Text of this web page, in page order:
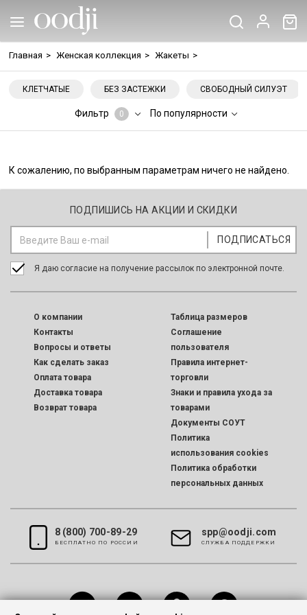
Главная > Женская коллекция > Жакеты >
КЛЕТЧАТЫЕ БЕЗ ЗАСТЕЖКИ СВОБОДНЫЙ СИЛУЭТ
Фильтр 0 По популярности
К сожалению, по выбранным параметрам ничего не найдено.
ПОДПИШИСЬ НА АКЦИИ И СКИДКИ
Я даю согласие на получение рассылок по электронной почте.
O компании
Контакты
Вопросы и ответы
Как сделать заказ
Оплата товара
Доставка товара
Возврат товара
Таблица размеров
Соглашение
пользователя
Правила интернет-
торговли
Знаки и правила ухода за
товарами
Документы СОУТ
Политика
использования cookies
Политика обработки
персональных данных
8 (800) 700-89-29
БЕСПЛАТНО ПО РОССИИ
spp@oodji.com
CЛУЖБА ПОДДЕРЖКИ